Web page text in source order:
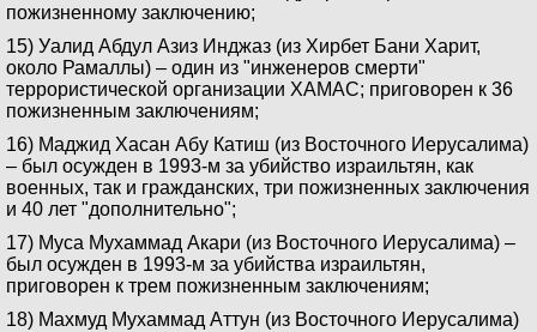
пожизненному заключению;
15) Уалид Абдул Азиз Инджаз (из Хирбет Бани Харит,
около Рамаллы) – один из "инженеров смерти"
террористической организации ХАМАС; приговорен к 36
пожизненным заключениям;
16) Маджид Хасан Абу Катиш (из Восточного Иерусалима)
– был осужден в 1993-м за убийство израильтян, как
военных, так и гражданских, три пожизненных заключения
и 40 лет "дополнительно";
17) Муса Мухаммад Акари (из Восточного Иерусалима) –
был осужден в 1993-м за убийства израильтян,
приговорен к трем пожизненным заключениям;
18) Махмуд Мухаммад Аттун (из Восточного Иерусалима)